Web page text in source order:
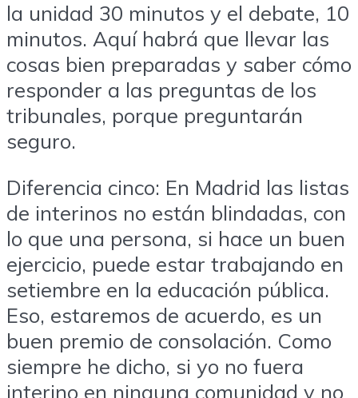
la unidad 30 minutos y el debate, 10
minutos. Aquí habrá que llevar las
cosas bien preparadas y saber cómo
responder a las preguntas de los
tribunales, porque preguntarán
seguro.
Diferencia cinco: En Madrid las listas
de interinos no están blindadas, con
lo que una persona, si hace un buen
ejercicio, puede estar trabajando en
setiembre en la educación pública.
Eso, estaremos de acuerdo, es un
buen premio de consolación. Como
siempre he dicho, si yo no fuera
interino en ninguna comunidad y no